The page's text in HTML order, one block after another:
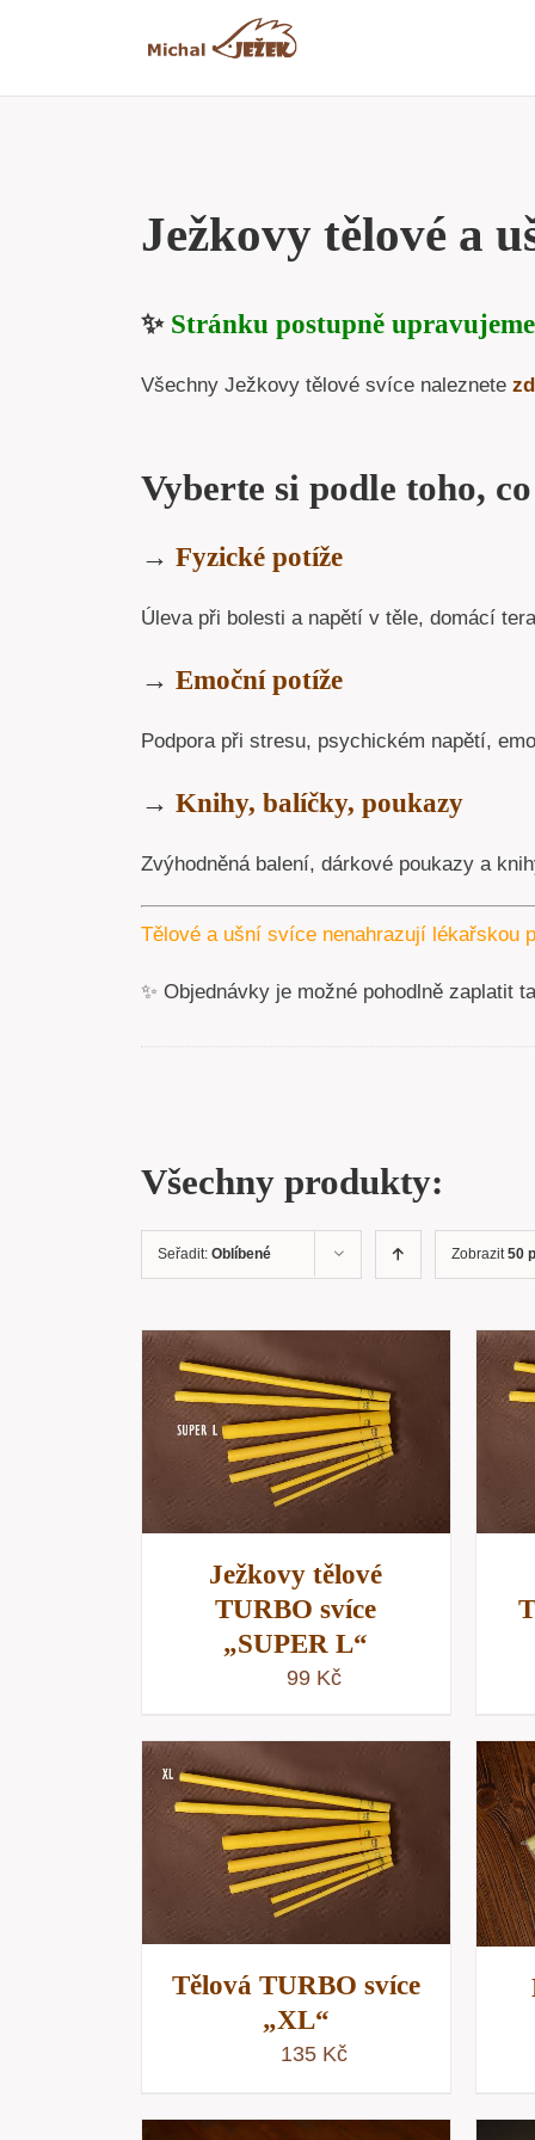
Ježkovy tělové a
✨ Stránku postupně
Všechny Ježkovy tělové svíce naleznete
Vyberte si podle toho,
→ Fyzické potíže
Úleva při bolesti a napětí v těle, domácí
→ Emoční potíže
Podpora při stresu, psychickém napětí,
→ Knihy, balíčky, poukazy
Zvýhodněná balení, dárkové poukazy a
Tělové a ušní svíce nenahrazují lékařskou
✨ Objednávky je možné pohodlně zaplatit
Všechny produkty:
Seřadit: Oblíbené Zobrazit 50
Ježkovy tělové
TURBO svíce
„SUPER L“
99 Kč
PŘIDAT DO KOŠÍKU
RYCHLÝ NÁHLED
Tělová TURBO svíce
„XL“
135 Kč
PŘIDAT DO KOŠÍKU
RYCHLÝ NÁHLED